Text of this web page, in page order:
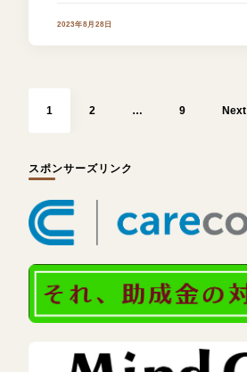
2023年8月28日
り
1 2 … 9 Next
スポンサーズリンク